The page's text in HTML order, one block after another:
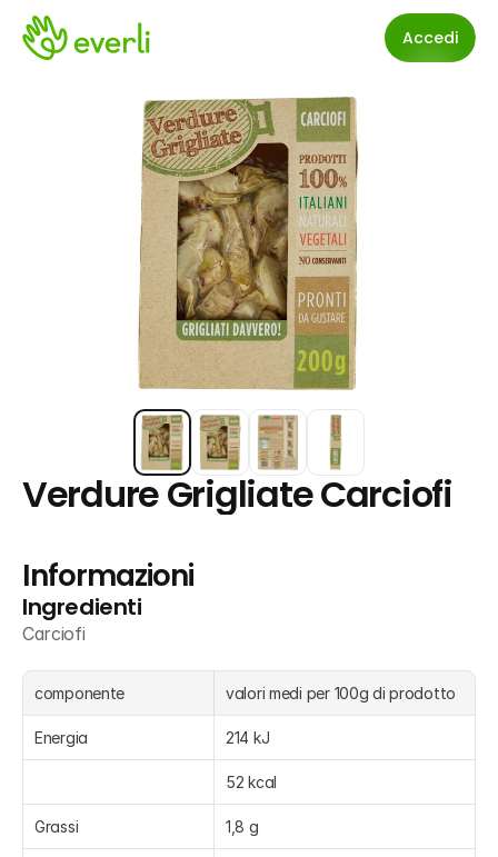
Accedi
Verdure Grigliate Carciofi
Informazioni
Ingredienti
Carciofi
componente valori medi per 100g di prodotto
Energia 214 kJ
52 kcal
Grassi 1,8 g